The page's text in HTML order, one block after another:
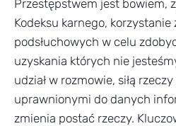
Przestępstwem jest bowiem,
Kodeksu karnego, korzystanie
podsłuchowych w celu
uzyskania których nie
udział w rozmowie, siłą
uprawnionymi do danych
zmienia postać rzeczy.